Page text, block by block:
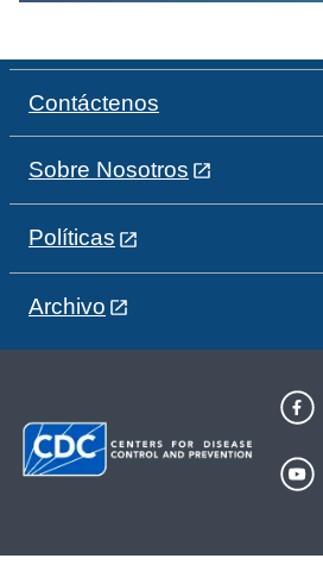
Contáctenos
Sobre Nosotros
Políticas
Archivo